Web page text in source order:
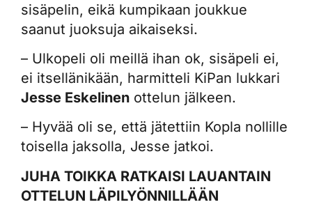
sisäpelin, eikä kumpikaan joukkue
saanut juoksuja aikaiseksi.
– Ulkopeli oli meillä ihan ok, sisäpeli ei,
ei itsellänikään, harmitteli KiPan lukkari
Jesse Eskelinen ottelun jälkeen.
– Hyvää oli se, että jätettiin Kopla nollille
toisella jaksolla, Jesse jatkoi.
JUHA TOIKKA RATKAISI LAUANTAIN
OTTELUN LÄPILYÖNNILLÄÄN